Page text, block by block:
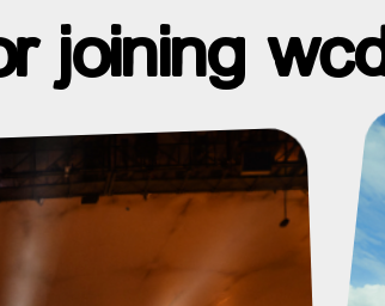
joining